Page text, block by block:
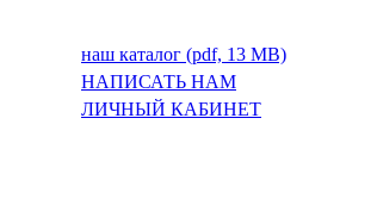
наш каталог (pdf, 13 MB)
НАПИСАТЬ НАМ
ЛИЧНЫЙ КАБИНЕТ